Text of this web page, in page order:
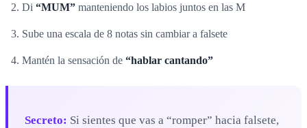
Di “MUM” manteniendo los labios juntos en las M
Sube una escala de 8 notas sin cambiar a falsete
Mantén la sensación de “hablar cantando”
Secreto: Si sientes que vas a “romper” hacia falsete,